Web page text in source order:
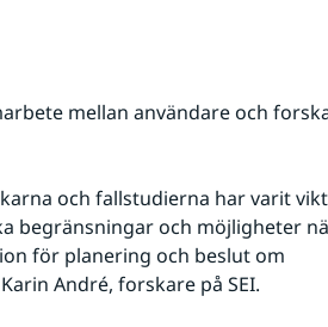
mellan användare och
och fallstudierna har varit
begränsningar och möjligheter
för planering och beslut om
André, forskare på SEI.